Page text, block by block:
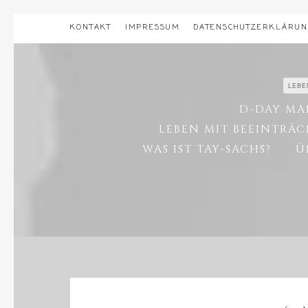
KONTAKT IMPRESSUM
D-DAY
LEBEN MIT
WAS IST TAY-SACHS?